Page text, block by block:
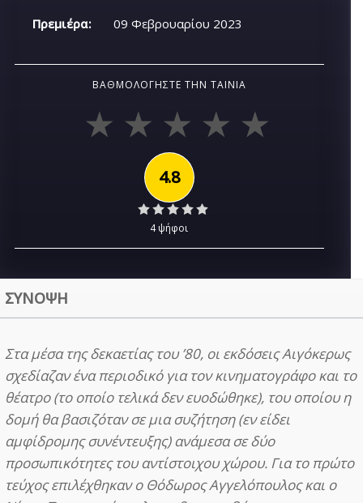
Πρεμιέρα:
09 Φεβρουαρίου 2023
ΒΑΘΜΟΛΟΓΉΣΤΕ ΤΗΝ ΤΑΙΝΊΑ
4.8
4 ψήφοι
ΣΥΝΟΨΗ
Στα μέσα της δεκαετίας του ’80, οι εκδόσεις Αιγόκερως
σχεδίαζαν ένα περιοδικό για τον κινηματογράφο και το
θέατρο (το οποίο τελικά δεν ευοδώθηκε), του οποίου η
δομή θα βασιζόταν σε μια συζήτηση (εν είδει
αμφίδρομης συνέντευξης) ανάμεσα σε δύο
προσωπικότητες του αντίστοιχου χώρου. Για το πρώτο
τεύχος επιλέχθηκαν ο Θόδωρος Αγγελόπουλος και ο